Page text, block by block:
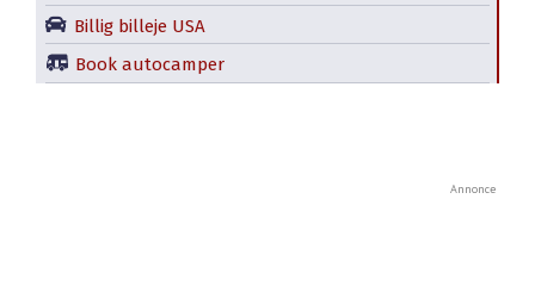
Billig billeje USA
Book autocamper
Annonce